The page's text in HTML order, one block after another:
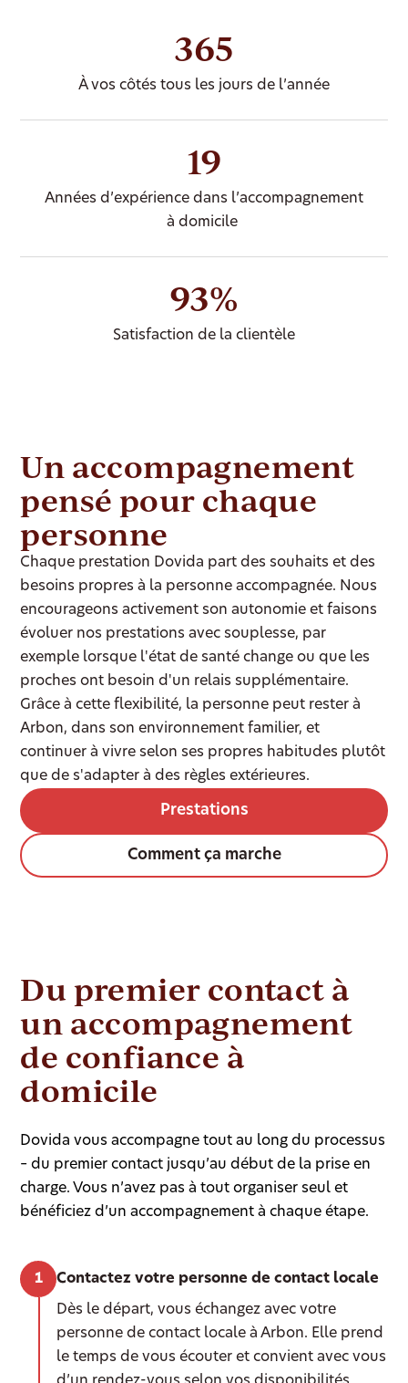
365
À vos côtés tous les jours de l’année
19
Années d’expérience dans l’accompagnement
à domicile
93%
Satisfaction de la clientèle
Un accompagnement
pensé pour chaque
personne
Chaque prestation Dovida part des souhaits et des
besoins propres à la personne accompagnée. Nous
encourageons activement son autonomie et faisons
évoluer nos prestations avec souplesse, par
exemple lorsque l'état de santé change ou que les
proches ont besoin d'un relais supplémentaire.
Grâce à cette flexibilité, la personne peut rester à
Arbon, dans son environnement familier, et
continuer à vivre selon ses propres habitudes plutôt
que de s'adapter à des règles extérieures.
Prestations
Comment ça marche
Du premier contact à
un accompagnement
de confiance à
domicile
Dovida vous accompagne tout au long du processus
– du premier contact jusqu’au début de la prise en
charge. Vous n’avez pas à tout organiser seul et
bénéficiez d’un accompagnement à chaque étape.
Contactez votre personne de contact locale
Dès le départ, vous échangez avec votre
personne de contact locale à Arbon. Elle prend
le temps de vous écouter et convient avec vous